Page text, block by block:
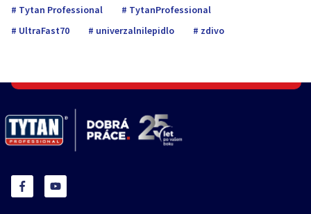
Tytan Professional
TytanProfessional
UltraFast70
univerzalnilepidlo zdivo